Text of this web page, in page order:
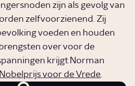
zijn als gevolg van
zelfvoorzienend. Zij
voeden en houden
over voor de
krijgt Norman
voor de Vrede.